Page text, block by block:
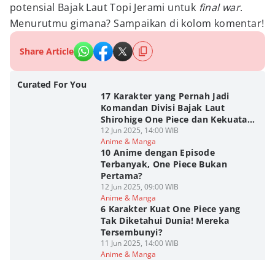
potensial Bajak Laut Topi Jerami untuk final war.
Menurutmu gimana? Sampaikan di kolom komentar!
Share Article
Curated For You
17 Karakter yang Pernah Jadi
Komandan Divisi Bajak Laut
Shirohige One Piece dan Kekuatan
Mereka!
12 Jun 2025, 14:00 WIB
Anime & Manga
10 Anime dengan Episode
Terbanyak, One Piece Bukan
Pertama?
12 Jun 2025, 09:00 WIB
Anime & Manga
6 Karakter Kuat One Piece yang
Tak Diketahui Dunia! Mereka
Tersembunyi?
11 Jun 2025, 14:00 WIB
Anime & Manga